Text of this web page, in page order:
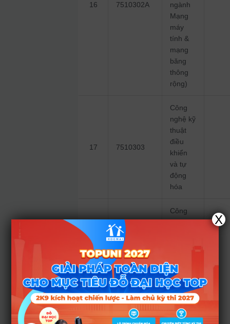
16 7510302A
ngành
Mạng
máy
tính &
mạng
băng
thông
rộng)
17 7510303
Công
nghệ kỹ
thuật
điều
khiển
và tự
động
hóa
18 7510303KT
Công
nghệ kỹ
và tự
động
hóa
(đào
tạo 02
X